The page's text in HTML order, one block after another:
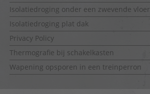
Isolatiedroging onder een zwevende vloer
Isolatiedroging plat dak
Privacy Policy
Thermografie bij schakelkasten
Wapening opsporen in een treinperron